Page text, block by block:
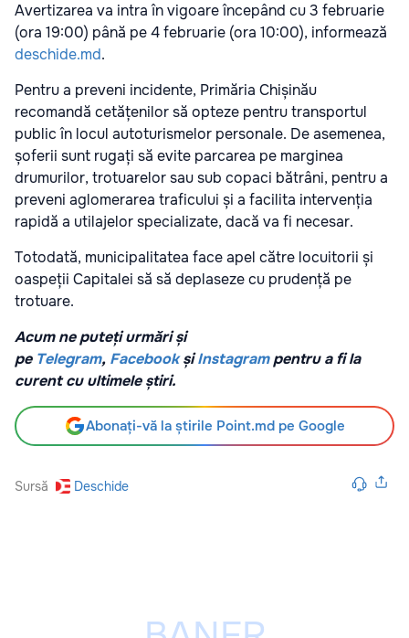
Avertizarea va intra în vigoare începând cu 3 februarie
(ora 19:00) până pe 4 februarie (ora 10:00), informează
deschide.md.
Pentru a preveni incidente, Primăria Chișinău
recomandă cetățenilor să opteze pentru transportul
public în locul autoturismelor personale. De asemenea,
șoferii sunt rugați să evite parcarea pe marginea
drumurilor, trotuarelor sau sub copaci bătrâni, pentru a
preveni aglomerarea traficului și a facilita intervenția
rapidă a utilajelor specializate, dacă va fi necesar.
Totodată, municipalitatea face apel către locuitorii și
oaspeții Capitalei să să deplaseze cu prudență pe
trotuare.
Acum ne puteți urmări și
pe Telegram, Facebook șiInstagrampentru a fi la
curent cu ultimele știri.
Abonați-vă la știrile Point.md pe Google
Sursă Deschide